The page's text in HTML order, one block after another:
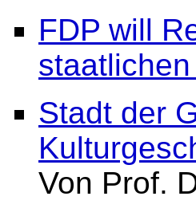
FDP will
Stadt der
Von Prof.